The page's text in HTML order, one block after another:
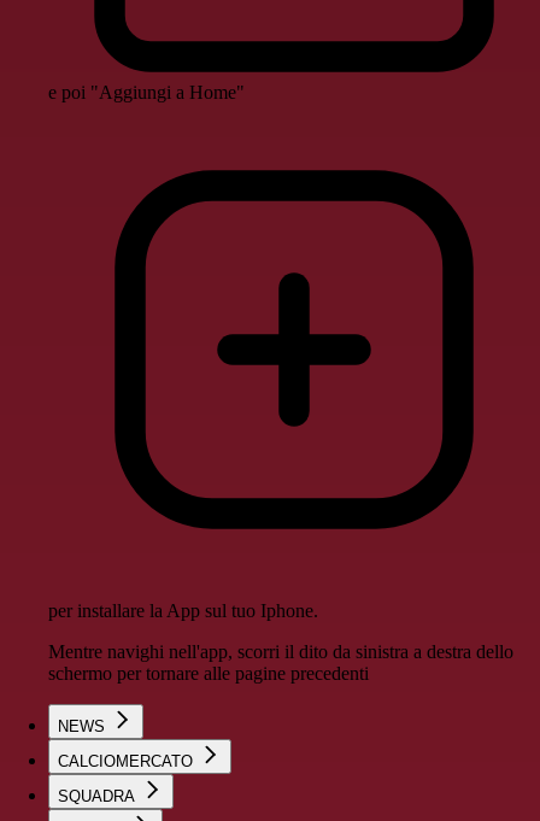
e poi "Aggiungi a Home"
per installare la App sul tuo Iphone.
Mentre navighi nell'app, scorri il dito da sinistra a destra dello
schermo per tornare alle pagine precedenti
NEWS
CALCIOMERCATO
SQUADRA